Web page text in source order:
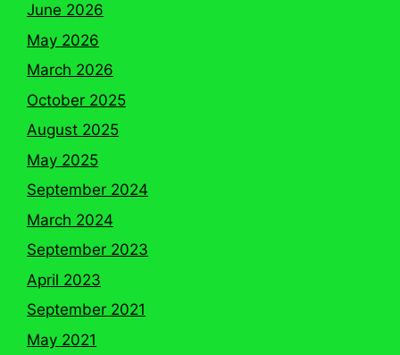
June 2026
May 2026
March 2026
October 2025
August 2025
May 2025
September 2024
March 2024
September 2023
April 2023
September 2021
May 2021